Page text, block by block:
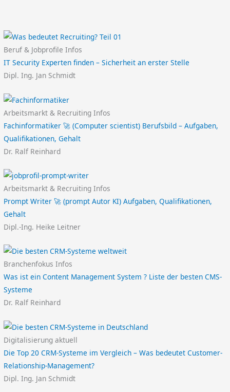
Beruf & Jobprofile Infos
IT Security Experten finden – Sicherheit an erster Stelle
Dipl. Ing. Jan Schmidt
Arbeitsmarkt & Recruiting Infos
Fachinformatiker 🚀 (Computer scientist) Berufsbild – Aufgaben,
Qualifikationen, Gehalt
Dr. Ralf Reinhard
Arbeitsmarkt & Recruiting Infos
Prompt Writer 🚀 (prompt Autor KI) Aufgaben, Qualifikationen,
Gehalt
Dipl.-Ing. Heike Leitner
Branchenfokus Infos
Was ist ein Content Management System ? Liste der besten CMS-
Systeme
Dr. Ralf Reinhard
Digitalisierung aktuell
Die Top 20 CRM-Systeme im Vergleich – Was bedeutet Customer-
Relationship-Management?
Dipl. Ing. Jan Schmidt